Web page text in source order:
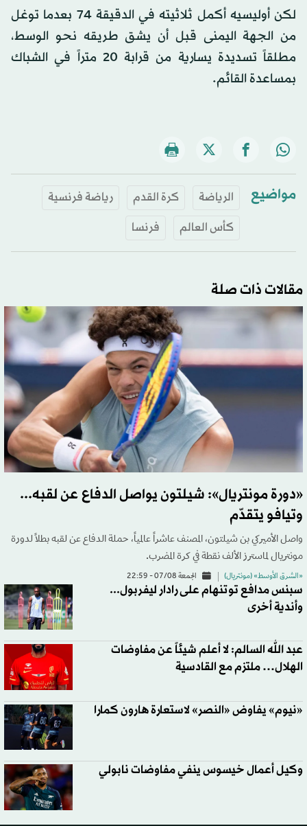
لكن أوليسيه أكمل ثلاثيته في الدقيقة 74 بعدما توغل
من الجهة اليمنى قبل أن يشق طريقه نحو الوسط،
مطلقاً تسديدة يسارية من قرابة 20 متراً في الشباك
بمساعدة القائم.
مواضيع الرياضة كرة القدم
رياضة فرنسية
كأس العالم
فرنسا
مقالات ذات صلة
«دورة مونتريال»: شيلتون يواصل الدفاع عن لقبه...
وتيافو يتقدّم
واصل الأميركي بن شيلتون، المصنف عاشراً عالمياً، حملة الدفاع عن لقبه بطلاً لدورة
مونتريال لماسترز الألف نقطة في كرة المضرب.
«الشرق الأوسط» (مونتريال) الجمعة 07/08 - 22:59
سبنس مدافع توتنهام على رادار ليفربول...
وأندية أخرى
عبد الله السالم: لا أعلم شيئاً عن مفاوضات
الهلال… ملتزم مع القادسية
«نيوم» يفاوض «النصر» لاستعارة هارون كمارا
وكيل أعمال خيسوس ينفي مفاوضات نابولي